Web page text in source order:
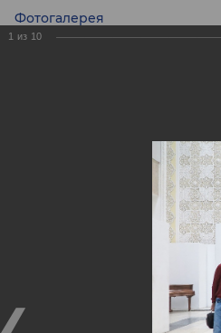
Фотогалерея
“ASIA
BANK”
1 из 10